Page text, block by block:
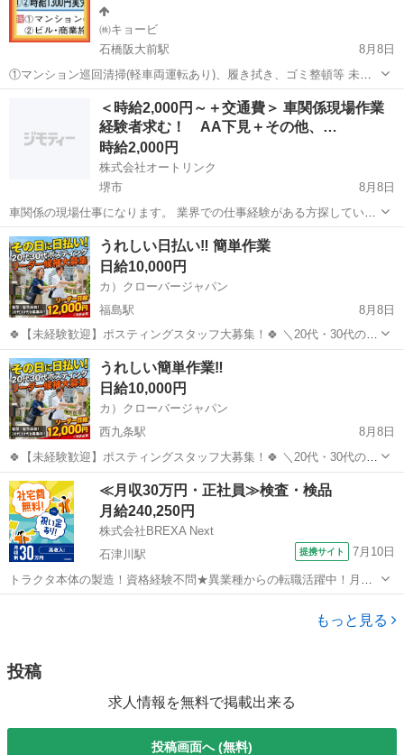
㈱キョービ
石橋阪大前駅
8月8日
①マンション巡回清掃(軽車両運転あり)、履き拭き、ゴミ整頓等 未経
験可 月火木金週4日でご相談ください。AT免許所持で社用車（軽自
動車）でご自身で運転して作業現場に行かれる方は時給1300円(実
労) 研修期間1ヶ月は12...
石橋阪大前駅 清掃 社用車
＜時給2,000円～＋交通費＞ 車関係現場作業
経験者求む！ AA下見＋その他、…
時給2,000円
株式会社オートリンク
堺市
8月8日
車関係の現場仕事になります。 業界での仕事経験がある方探していま
す！！！ （未経験者も◎ですが、要相談、時給も変わります） 性別/
年齢不問、自家用車で色々な現場に動ける方、AAでの下見業務もあり
ますので、慣れて...
大阪 堺市 軽作業 写真撮影
うれしい日払い‼ 簡単作業
日給10,000円
カ）クローバージャパン
福島駅
8月8日
🍀【未経験歓迎】ポスティングスタッフ大募集！🍀 ＼20代・30代のレ
ギュラースタッフ募集中✨ ━━🔍 こんな方にピッタリ！ ・元気に歩く
のが好き ・外で体を動かす仕事がしたい ・自由シフトでプライベート
も充実させ...
大阪 大阪市 福島駅 軽作業
うれしい簡単作業‼
日給10,000円
カ）クローバージャパン
西九条駅
8月8日
🍀【未経験歓迎】ポスティングスタッフ大募集！🍀 ＼20代・30代のレ
ギュラースタッフ募集中✨ ━━🔍 こんな方にピッタリ！ ・元気に歩く
のが好き ・外で体を動かす仕事がしたい ・自由シフトでプライベート
も充実させ...
大阪 大阪市 西九条駅 軽作業 スタッフ
≪月収30万円・正社員≫検査・検品
月給240,250円
株式会社BREXA Next
石津川駅
提携サイト 7月10日
トラクタ本体の製造！資格経験不問★異業種からの転職活躍中！月収
例29万円以上！生活支援物資事前対応可◎即日入寮OK！寮費はずっと
無料＆備品付き1R寮完備！赴任旅費会社負担！工場まで無料送迎あり
もっと見る
投稿
求人情報を無料で掲載出来る
投稿画面へ (無料)